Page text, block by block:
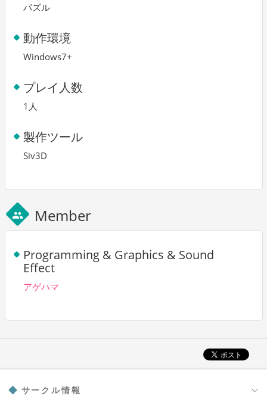
パズル
動作環境
Windows7+
プレイ人数
1人
製作ツール
Siv3D
group Member
Programming & Graphics & Sound
Effect
アゲハマ
サークル情報